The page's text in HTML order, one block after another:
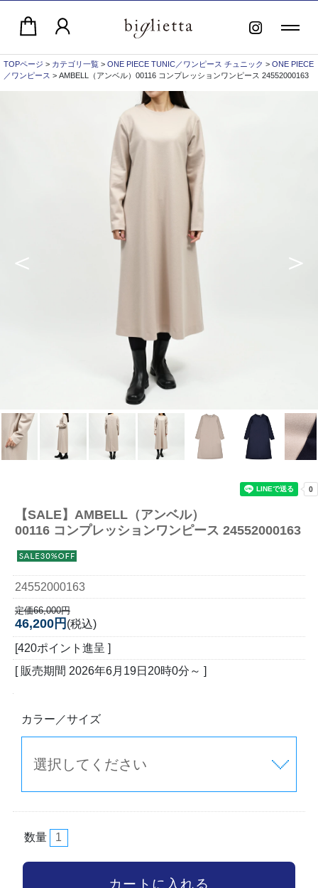
TOPページ > カテゴリ一覧 > ONE PIECE TUNIC／ワンピース チュニック > ONE PIECE
／ワンピース > AMBELL（アンベル）00116 コンプレッションワンピース 24552000163
【SALE】 AMBELL（アンベル）
00116 コンプレッションワンピース 24552000163
24552000163
定価66,000円
46,200円 (税込)
[420ポイント進呈 ]
[ 販売期間 2026年6月19日20時0分 ～ ]
カラー／サイズ
数量